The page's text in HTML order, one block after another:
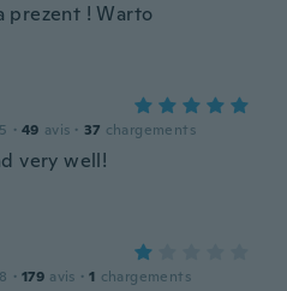
prezent ! Warto
· 49 avis · 37 chargements
very well!
· 179 avis · 1 chargements